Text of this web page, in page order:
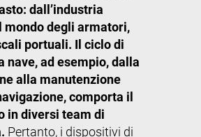
dall’industria
mondo degli armatori,
portuali. Il ciclo di
nave, ad esempio, dalla
alla manutenzione
comporta il
in diversi team di
Pertanto, i dispositivi di